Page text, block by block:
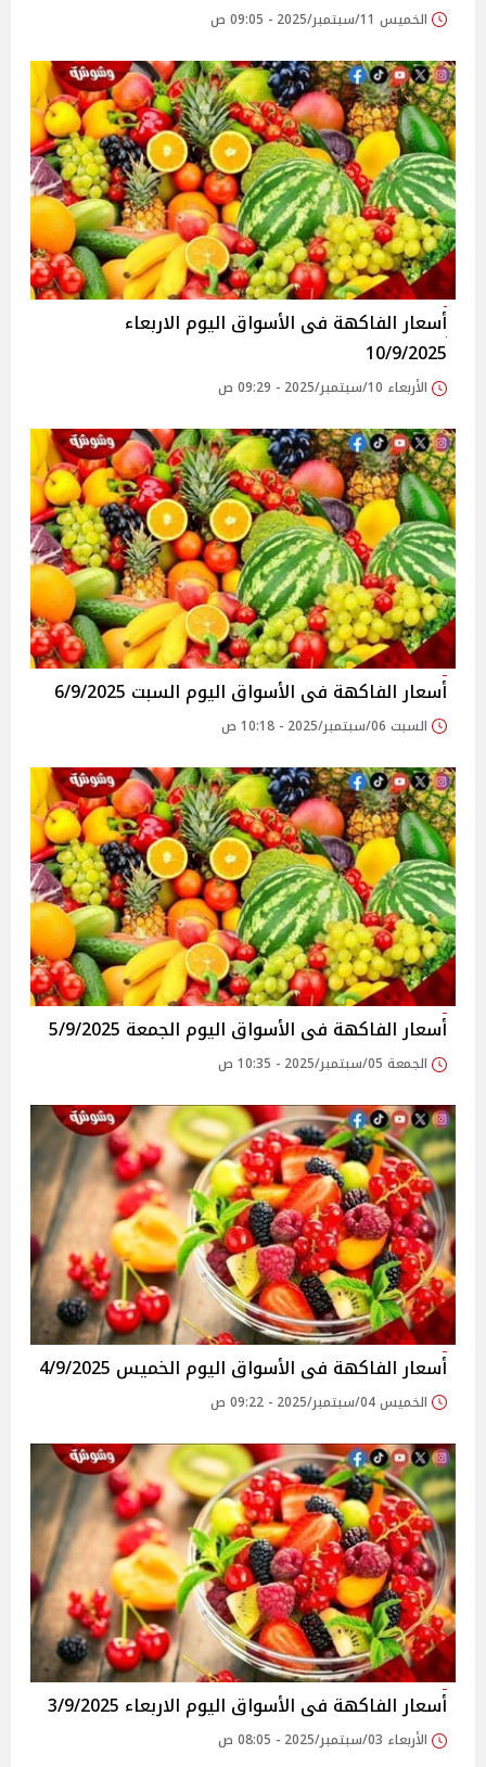
الخميس 11/سبتمبر/2025 - 09:05 ص
أسعار الفاكهة فى الأسواق‎‎ اليوم الاربعاء
10/9/2025
الأربعاء 10/سبتمبر/2025 - 09:29 ص
أسعار الفاكهة فى الأسواق‎‎ اليوم السبت 6/9/2025
السبت 06/سبتمبر/2025 - 10:18 ص
أسعار الفاكهة فى الأسواق‎‎ اليوم الجمعة 5/9/2025
الجمعة 05/سبتمبر/2025 - 10:35 ص
أسعار الفاكهة فى الأسواق‎‎ اليوم الخميس 4/9/2025
الخميس 04/سبتمبر/2025 - 09:22 ص
أسعار الفاكهة فى الأسواق‎‎ اليوم الاربعاء 3/9/2025
الأربعاء 03/سبتمبر/2025 - 08:05 ص